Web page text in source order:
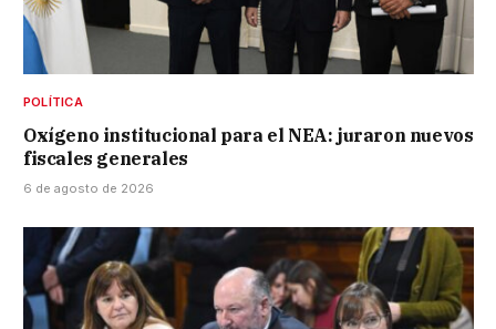
POLÍTICA
Oxígeno institucional para el NEA: juraron nuevos
fiscales generales
6 de agosto de 2026